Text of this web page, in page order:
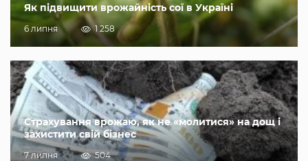
Як підвищити врожайність сої в Україні
6 липня 1 258
Страхування врожаю, як не «молитися» на дощ і
захистити свій бізнес
7 липня 504